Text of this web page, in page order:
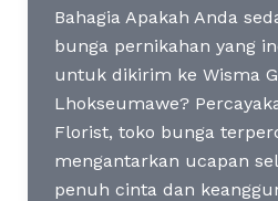
Bahagia Apakah Anda
bunga pernikahan yang
untuk dikirim ke Wisma
Lhokseumawe?
Florist, toko bunga
mengantarkan ucapan
penuh cinta dan